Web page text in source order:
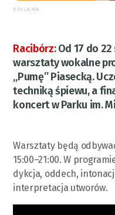
REKLAMA
Racibórz:Od 17 do
warsztaty wokalne
„Pumę” Piasecką.
techniką śpiewu, a
koncert w Parku im.
Warsztaty będą
15:00–21:00. W
dykcja, oddech,
interpretacja utworów.